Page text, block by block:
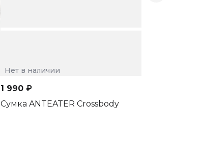
Нет в наличии
1 990 ₽
Сумка ANTEATER Crossbody